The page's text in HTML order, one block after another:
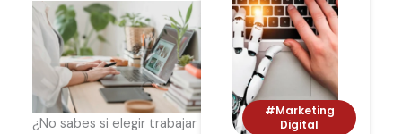
¿No sabes si elegir trabajar
#Marketing
Digital